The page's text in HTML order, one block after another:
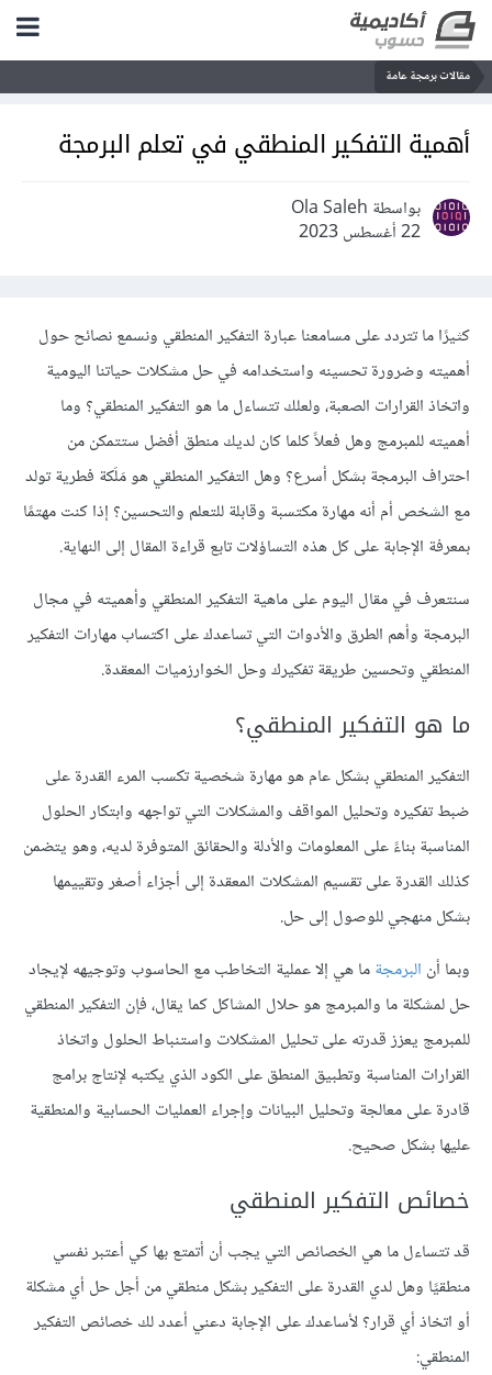
مقالات برمجة عامة
أهمية التفكير المنطقي في تعلم البرمجة
بواسطة Ola Saleh
22 أغسطس 2023
كثيرًا ما تتردد على مسامعنا عبارة التفكير المنطقي ونسمع نصائح حول
أهميته وضرورة تحسينه واستخدامه في حل مشكلات حياتنا اليومية
واتخاذ القرارات الصعبة، ولعلك تتساءل ما هو التفكير المنطقي؟ وما
أهميته للمبرمج وهل فعلاً كلما كان لديك منطق أفضل ستتمكن من
احتراف البرمجة بشكل أسرع؟ وهل التفكير المنطقي هو مَلَكة فطرية تولد
مع الشخص أم أنه مهارة مكتسبة وقابلة للتعلم والتحسين؟ إذا كنت مهتمًا
بمعرفة الإجابة على كل هذه التساؤلات تابع قراءة المقال إلى النهاية.
سنتعرف في مقال اليوم على ماهية التفكير المنطقي وأهميته في مجال
البرمجة وأهم الطرق والأدوات التي تساعدك على اكتساب مهارات التفكير
المنطقي وتحسين طريقة تفكيرك وحل الخوارزميات المعقدة.
ما هو التفكير المنطقي؟
التفكير المنطقي بشكل عام هو مهارة شخصية تكسب المرء القدرة على
ضبط تفكيره وتحليل المواقف والمشكلات التي تواجهه وابتكار الحلول
المناسبة بناءً على المعلومات والأدلة والحقائق المتوفرة لديه، وهو يتضمن
كذلك القدرة على تقسيم المشكلات المعقدة إلى أجزاء أصغر وتقييمها
بشكل منهجي للوصول إلى حل.
وبما أن البرمجةما هي إلا عملية التخاطب مع الحاسوب وتوجيهه لإيجاد
حل لمشكلة ما والمبرمج هو حلال المشاكل كما يقال، فإن التفكير المنطقي
للمبرمج يعزز قدرته على تحليل المشكلات واستنباط الحلول واتخاذ
القرارات المناسبة وتطبيق المنطق على الكود الذي يكتبه لإنتاج برامج
قادرة على معالجة وتحليل البيانات وإجراء العمليات الحسابية والمنطقية
عليها بشكل صحيح.
خصائص التفكير المنطقي
قد تتساءل ما هي الخصائص التي يجب أن أتمتع بها كي أعتبر نفسي
منطقيًا وهل لدي القدرة على التفكير بشكل منطقي من أجل حل أي مشكلة
أو اتخاذ أي قرار؟ لأساعدك على الإجابة دعني أعدد لك خصائص التفكير
المنطقي: